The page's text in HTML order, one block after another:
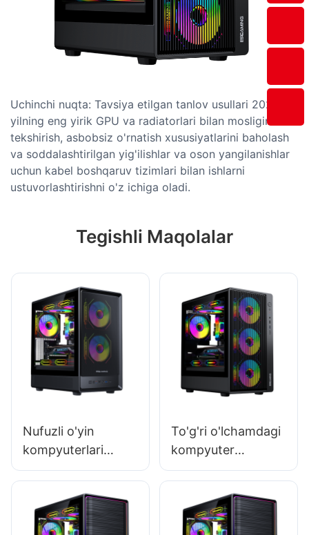
Uchinchi nuqta: Tavsiya etilgan tanlov usullari 2025-
yilning eng yirik GPU va radiatorlari bilan mosligini
tekshirish, asbobsiz o'rnatish xususiyatlarini baholash
va soddalashtirilgan yig'ilishlar va oson yangilanishlar
uchun kabel boshqaruv tizimlari bilan ishlarni
ustuvorlashtirishni o'z ichiga oladi.
Tegishli Maqolalar
Nufuzli o'yin
kompyuterlari
uchun korpus
beruvchilarni
qanday topish
To'g'ri o'lchamdagi
kompyuter
korpusini tanlash